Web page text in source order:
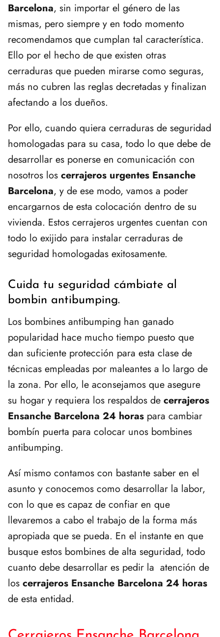
Barcelona, sin importar el género de las
mismas, pero siempre y en todo momento
recomendamos que cumplan tal característica.
Ello por el hecho de que existen otras
cerraduras que pueden mirarse como seguras,
más no cubren las reglas decretadas y finalizan
afectando a los dueños.
Por ello, cuando quiera cerraduras de seguridad
homologadas para su casa, todo lo que debe de
desarrollar es ponerse en comunicación con
nosotros los cerrajeros urgentes Ensanche
Barcelona, y de ese modo, vamos a poder
encargarnos de esta colocación dentro de su
vivienda. Estos cerrajeros urgentes cuentan con
todo lo exijido para instalar cerraduras de
seguridad homologadas exitosamente.
Cuida tu seguridad cámbiate al
bombin antibumping.
Los bombines antibumping han ganado
popularidad hace mucho tiempo puesto que
dan suficiente protección para esta clase de
técnicas empleadas por maleantes a lo largo de
la zona. Por ello, le aconsejamos que asegure
su hogar y requiera los respaldos de cerrajeros
Ensanche Barcelona 24 horas para cambiar
bombín puerta para colocar unos bombines
antibumping.
Así mismo contamos con bastante saber en el
asunto y conocemos como desarrollar la labor,
con lo que es capaz de confiar en que
llevaremos a cabo el trabajo de la forma más
apropiada que se pueda. En el instante en que
busque estos bombines de alta seguridad, todo
cuanto debe desarrollar es pedir la atención de
los cerrajeros Ensanche Barcelona 24 horas
de esta entidad.